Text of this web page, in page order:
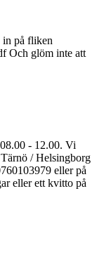
in på fliken
Och glöm inte att
- 12.00. Vi
/ Helsingborg
eller på
eller ett kvitto på